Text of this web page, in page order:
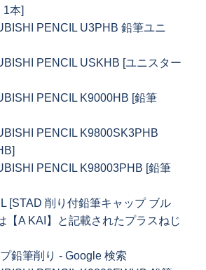
本]
PENCIL U3PHB 鉛筆ユニ
PENCIL USKHB [ユニスター
PENCIL K9000HB [鉛筆
PENCIL K9800SK3PHB
PENCIL K98003PHB [鉛筆
[STAD 削り付鉛筆キャップ ブル
【A KAI】と記載されたプラスねじ
鉛筆削り - Google 検索